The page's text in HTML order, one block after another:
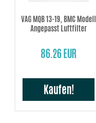
VAG MQB 13-19, BMC Modell
Angepasst Luftfilter
86.26 EUR
Kaufen!